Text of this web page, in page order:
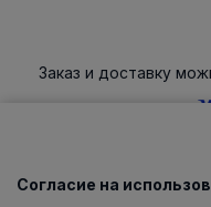
Заказ и доставку
Каталог
Согласие на